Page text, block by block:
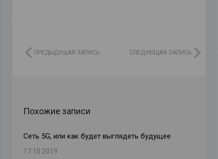
ПРЕДЫДУЩАЯ ЗАПИСЬ СЛЕДУЮЩАЯ ЗАПИСЬ
Похожие записи
Сеть 5G, или как будет выглядеть будущее
17.10.2019